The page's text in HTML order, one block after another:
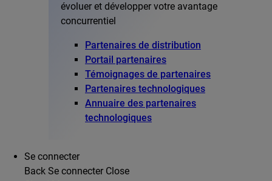
évoluer et développer votre avantage
concurrentiel
Partenaires de distribution
Portail partenaires
Témoignages de partenaires
Partenaires technologiques
Annuaire des partenaires
technologiques
Se connecter
Back Se connecter Close